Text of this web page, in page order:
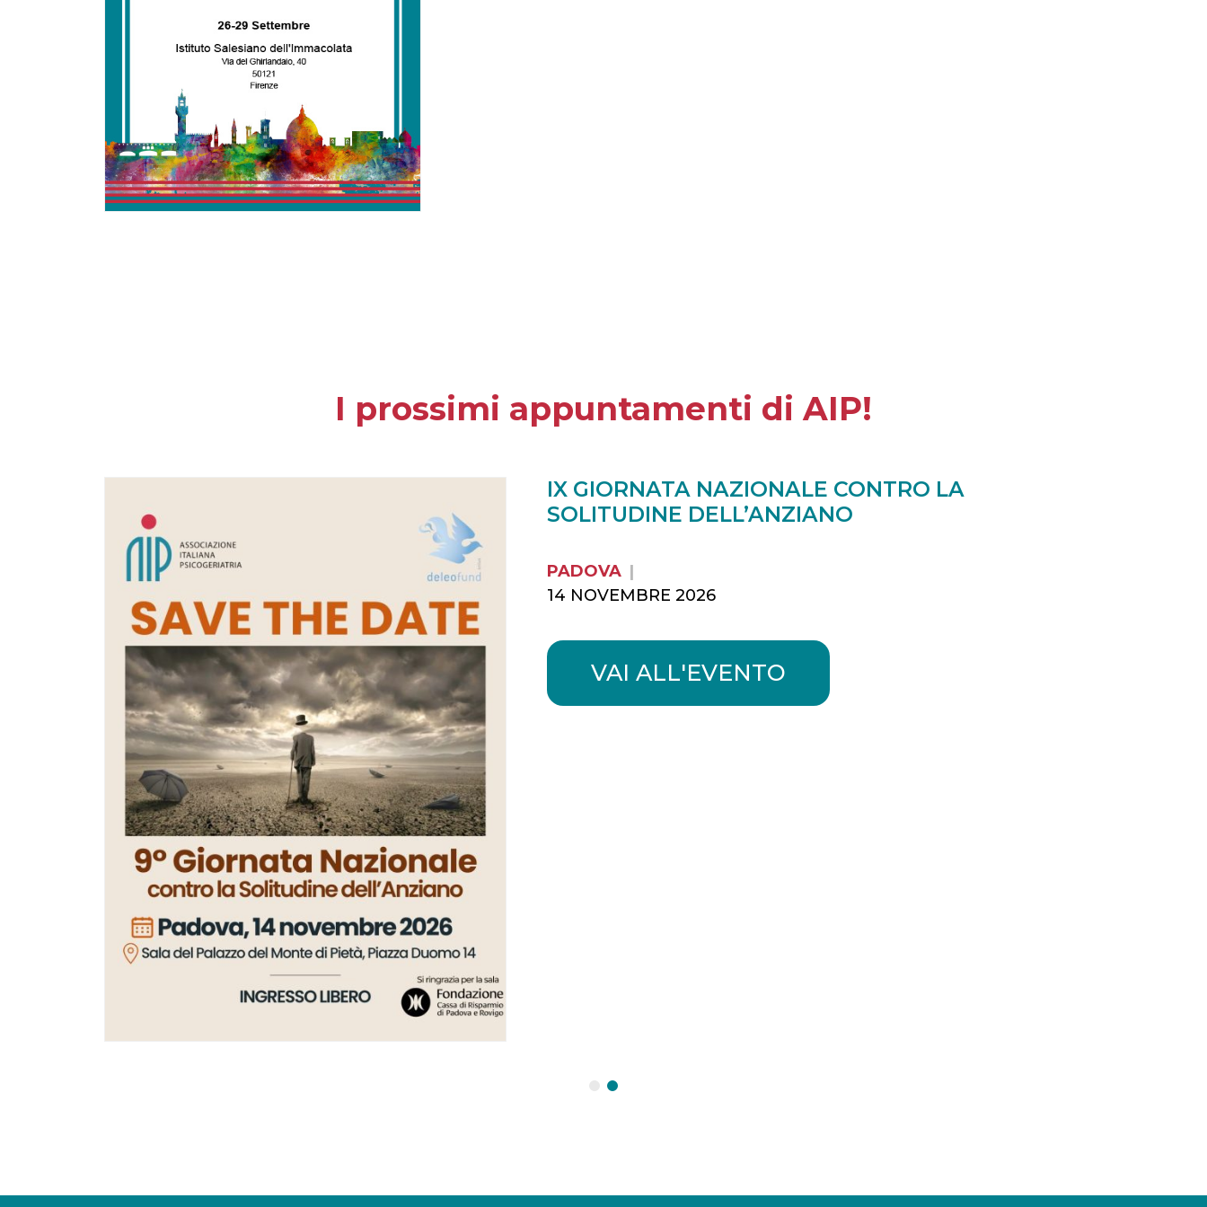
I prossimi appuntamenti di AIP!
IX GIORNATA NAZIONALE CONTRO LA
SOLITUDINE DELL’ANZIANO
PADOVA
14 NOVEMBRE 2026
VAI ALL'EVENTO